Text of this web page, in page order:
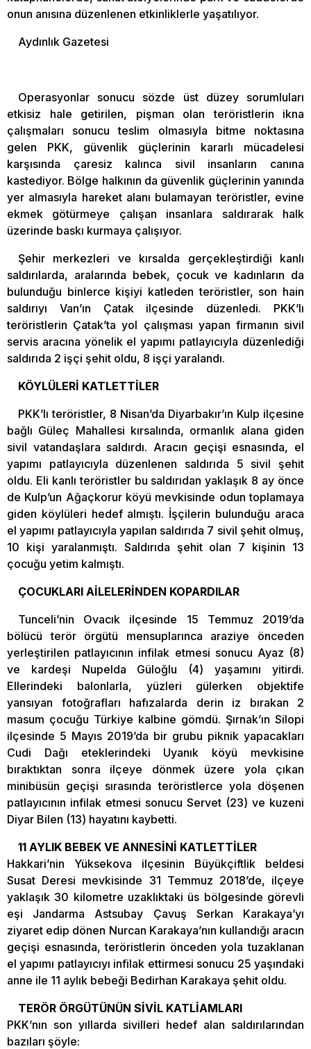
onun anısına düzenlenen etkinliklerle yaşatılıyor.
Aydınlık Gazetesi
Operasyonlar sonucu sözde üst düzey sorumluları
etkisiz hale getirilen, pişman olan teröristlerin ikna
çalışmaları sonucu teslim olmasıyla bitme noktasına
gelen PKK, güvenlik güçlerinin kararlı mücadelesi
karşısında çaresiz kalınca sivil insanların canına
kastediyor. Bölge halkının da güvenlik güçlerinin yanında
yer almasıyla hareket alanı bulamayan teröristler, evine
ekmek götürmeye çalışan insanlara saldırarak halk
üzerinde baskı kurmaya çalışıyor.
Şehir merkezleri ve kırsalda gerçekleştirdiği kanlı
saldırılarda, aralarında bebek, çocuk ve kadınların da
bulunduğu binlerce kişiyi katleden teröristler, son hain
saldırıyı Van’ın Çatak ilçesinde düzenledi. PKK’lı
teröristlerin Çatak’ta yol çalışması yapan firmanın sivil
servis aracına yönelik el yapımı patlayıcıyla düzenlediği
saldırıda 2 işçi şehit oldu, 8 işçi yaralandı.
KÖYLÜLERİ KATLETTİLER
PKK’lı teröristler, 8 Nisan’da Diyarbakır’ın Kulp ilçesine
bağlı Güleç Mahallesi kırsalında, ormanlık alana giden
sivil vatandaşlara saldırdı. Aracın geçişi esnasında, el
yapımı patlayıcıyla düzenlenen saldırıda 5 sivil şehit
oldu. Eli kanlı teröristler bu saldırıdan yaklaşık 8 ay önce
de Kulp’un Ağaçkorur köyü mevkisinde odun toplamaya
giden köylüleri hedef almıştı. İşçilerin bulunduğu araca
el yapımı patlayıcıyla yapılan saldırıda 7 sivil şehit olmuş,
10 kişi yaralanmıştı. Saldırıda şehit olan 7 kişinin 13
çocuğu yetim kalmıştı.
ÇOCUKLARI AİLELERİNDEN KOPARDILAR
Tunceli’nin Ovacık ilçesinde 15 Temmuz 2019’da
bölücü terör örgütü mensuplarınca araziye önceden
yerleştirilen patlayıcının infilak etmesi sonucu Ayaz (8)
ve kardeşi Nupelda Güloğlu (4) yaşamını yitirdi.
Ellerindeki balonlarla, yüzleri gülerken objektife
yansıyan fotoğrafları hafızalarda derin iz bırakan 2
masum çocuğu Türkiye kalbine gömdü. Şırnak’ın Silopi
ilçesinde 5 Mayıs 2019’da bir grubu piknik yapacakları
Cudi Dağı eteklerindeki Uyanık köyü mevkisine
bıraktıktan sonra ilçeye dönmek üzere yola çıkan
minibüsün geçişi sırasında teröristlerce yola döşenen
patlayıcının infilak etmesi sonucu Servet (23) ve kuzeni
Diyar Bilen (13) hayatını kaybetti.
11 AYLIK BEBEK VE ANNESİNİ KATLETTİLER
Hakkari’nin Yüksekova ilçesinin Büyükçiftlik beldesi
Susat Deresi mevkisinde 31 Temmuz 2018’de, ilçeye
yaklaşık 30 kilometre uzaklıktaki üs bölgesinde görevli
eşi Jandarma Astsubay Çavuş Serkan Karakaya’yı
ziyaret edip dönen Nurcan Karakaya’nın kullandığı aracın
geçişi esnasında, teröristlerin önceden yola tuzaklanan
el yapımı patlayıcıyı infilak ettirmesi sonucu 25 yaşındaki
anne ile 11 aylık bebeği Bedirhan Karakaya şehit oldu.
TERÖR ÖRGÜTÜNÜN SİVİL KATLİAMLARI
PKK’nın son yıllarda sivilleri hedef alan saldırılarından
bazıları şöyle: